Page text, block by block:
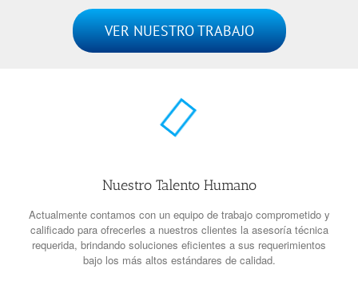
VER NUESTRO TRABAJO
Nuestro Talento Humano
Actualmente contamos con un equipo de trabajo comprometido y
calificado para ofrecerles a nuestros clientes la asesoría técnica
requerida, brindando soluciones eficientes a sus requerimientos
bajo los más altos estándares de calidad.